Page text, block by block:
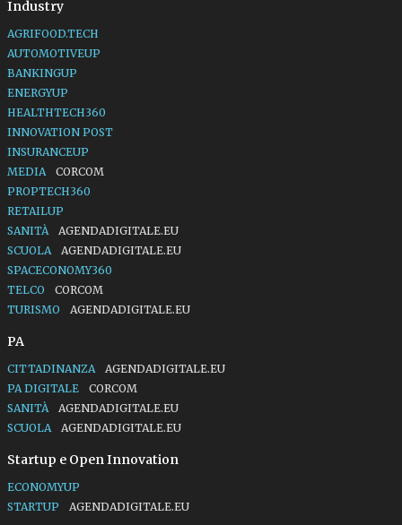
Industry
AGRIFOOD.TECH
AUTOMOTIVEUP
BANKINGUP
ENERGYUP
HEALTHTECH360
INNOVATION POST
INSURANCEUP
MEDIA
CORCOM
PROPTECH360
RETAILUP
SANITÀ
AGENDADIGITALE.EU
SCUOLA
AGENDADIGITALE.EU
SPACECONOMY360
TELCO
CORCOM
TURISMO
AGENDADIGITALE.EU
PA
CITTADINANZA
AGENDADIGITALE.EU
PA DIGITALE
CORCOM
SANITÀ
AGENDADIGITALE.EU
SCUOLA
AGENDADIGITALE.EU
Startup e Open Innovation
ECONOMYUP
STARTUP
AGENDADIGITALE.EU